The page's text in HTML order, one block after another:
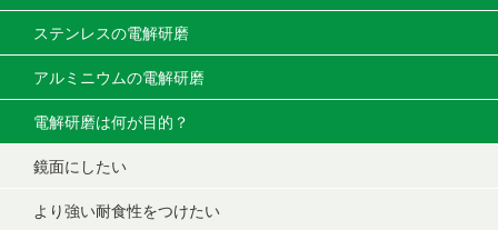
ステンレスの電解研磨
アルミニウムの電解研磨
電解研磨は何が目的？
鏡面にしたい
より強い耐食性をつけたい